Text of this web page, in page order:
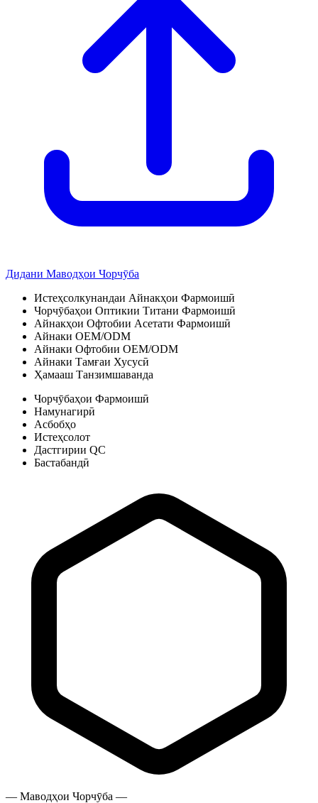
Дидани Маводҳои Чорчӯба
Истеҳсолкунандаи Айнакҳои Фармоишӣ
Чорчӯбаҳои Оптикии Титани Фармоишӣ
Айнакҳои Офтобии Асетати Фармоишӣ
Айнаки OEM/ODM
Айнаки Офтобии OEM/ODM
Айнаки Тамғаи Хусусӣ
Ҳамааш Танзимшаванда
Чорчӯбаҳои Фармоишӣ
Намунагирӣ
Асбобҳо
Истеҳсолот
Дастгирии QC
Бастабандӣ
— Маводҳои Чорчӯба —